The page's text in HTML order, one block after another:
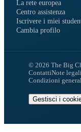
La rete europea
Centro assistenza
Iscrivere i miei
Cambia profilo
© 2026 The Big
ContattiNote legali
Condizioni
Gestisci i